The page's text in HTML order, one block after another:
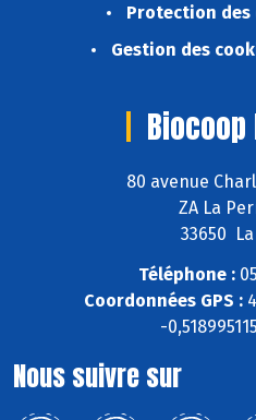
Protection des
Gestion des
Biocoop
80 avenue
ZA La
33650
Téléphone :
Coordonnées GPS :
-
Nous suivre sur